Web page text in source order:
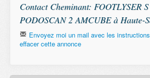
Contact Cheminant: FOOTLYSER
PODOSCAN 2 AMCUBE à Haute-
Envoyez moi un mail avec les
effacer cette annonce